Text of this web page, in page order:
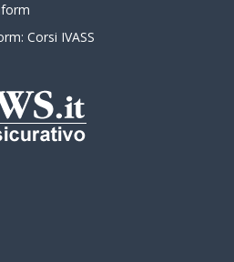
Corsi IVASS